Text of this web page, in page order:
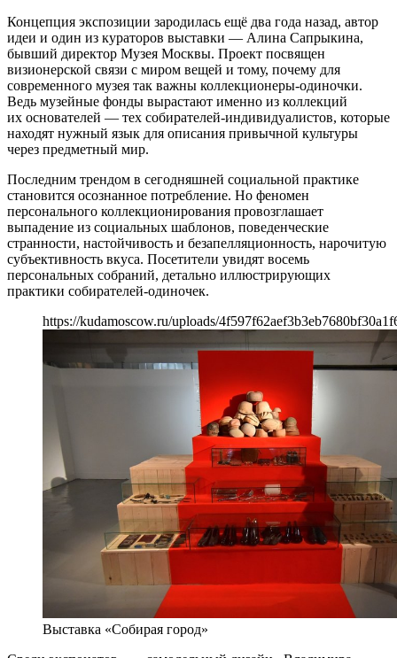
Концепция экспозиции зародилась ещё два года назад, автор
идеи и один из кураторов выставки — Алина Сапрыкина,
бывший директор Музея Москвы. Проект посвящен
визионерской связи с миром вещей и тому, почему для
современного музея так важны коллекционеры-одиночки.
Ведь музейные фонды вырастают именно из коллекций
их основателей — тех собирателей-индивидуалистов, которые
находят нужный язык для описания привычной культуры
через предметный мир.
Последним трендом в сегодняшней социальной практике
становится осознанное потребление. Но феномен
персонального коллекционирования провозглашает
выпадение из социальных шаблонов, поведенческие
странности, настойчивость и безапелляционность, нарочитую
субъективность вкуса. Посетители увидят восемь
персональных собраний, детально иллюстрирующих
практики собирателей-одиночек.
https://kudamoscow.ru/uploads/
Выставка «Собирая город»